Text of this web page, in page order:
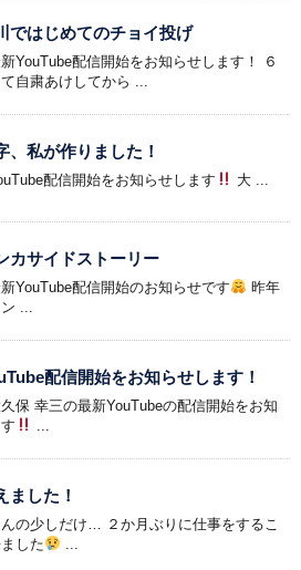
ではじめてのチョイ投げ
YouTube配信開始をお知らせします！ ６
自粛あけしてから ...
、私が作りました！
配信開始をお知らせします 大 ...
カサイドストーリー
YouTube配信開始のお知らせです
昨年
...
配信開始をお知らせします！
保 幸三の最新YouTubeの配信開始をお知
ました！
の少しだけ… ２か月ぶりに仕事をするこ
した